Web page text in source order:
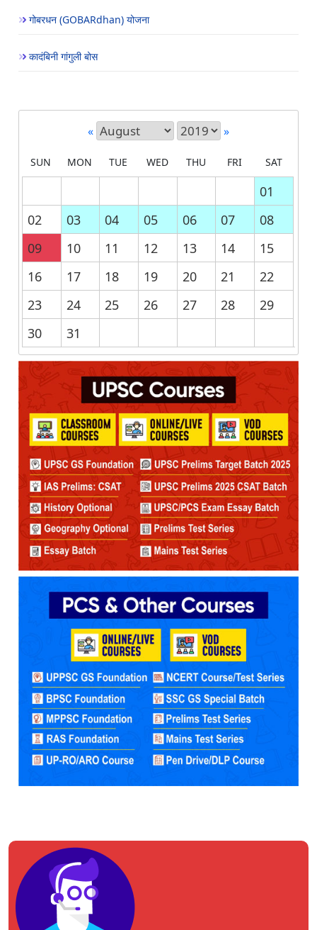
गोबरधन (GOBARdhan) योजना
कादंबिनी गांगुली बोस
« »
SUN MON TUE WED THU FRI SAT
01
02
03 04 05 06 07
08
09
10 11 12 13 14
15
16
17 18 19 20 21
22
23
24 25 26 27 28
29
30
31